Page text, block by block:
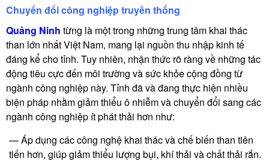
Chuyển đổi công nghiệp truyền thống
Quảng Ninh từng là một trong những trung tâm khai thác
than lớn nhất Việt Nam, mang lại nguồn thu nhập kinh tế
đáng kể cho tỉnh. Tuy nhiên, nhận thức rõ ràng về những tác
động tiêu cực đến môi trường và sức khỏe cộng đồng từ
ngành công nghiệp này. Tỉnh đã và đang thực hiện nhiều
biện pháp nhằm giảm thiểu ô nhiễm và chuyển đổi sang các
ngành công nghiệp ít phát thải hơn như:
Áp dụng các công nghệ khai thác và chế biến than tiên
tiến hơn, giúp giảm thiểu lượng bụi, khí thải và chất thải rắn.